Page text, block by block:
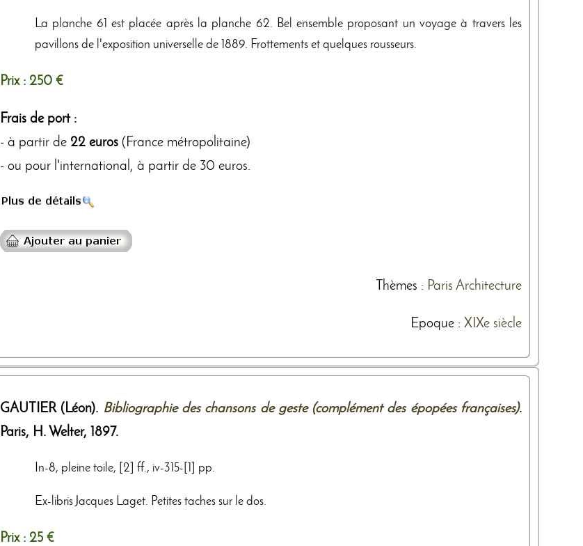
La planche 61 est placée après la planche 62. Bel ensemble proposant un voyage à travers les
pavillons de l'exposition universelle de 1889. Frottements et quelques rousseurs.
Prix : 250 €
Frais de port :
- à partir de 22 euros (France métropolitaine)
- ou pour l'international, à partir de 30 euros.
Thèmes : Paris Architecture
Epoque : XIXe siècle
GAUTIER (Léon). Bibliographie des chansons de geste (complément des épopées françaises).
Paris, H. Welter, 1897.
In-8, pleine toile, [2] ff., iv-315-[1] pp.
Ex-libris Jacques Laget. Petites taches sur le dos.
Prix : 25 €